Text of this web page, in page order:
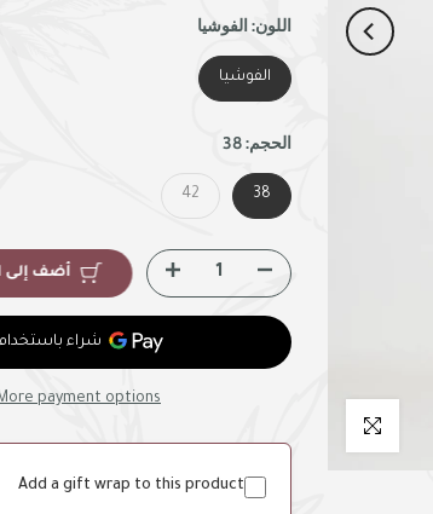
اضغط للتكبير
اللون: الفوشيا
الفوشيا
الحجم:38
38
42
أضف إلى
payment options
Add a gift wrap to this product